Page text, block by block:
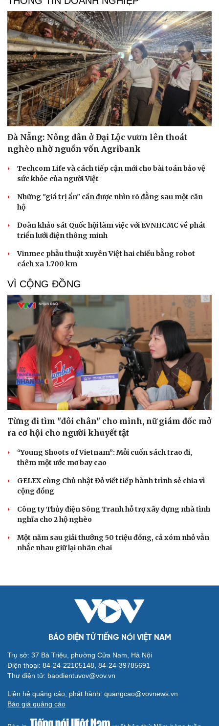
Cải chính
Đà Nẵng: Nông dân ở Đại Lộc vươn lên thoát
nghèo nhờ nguồn vốn Agribank
Techcom Life và cách tiếp cận mới cho bài toán bảo vệ
sức khỏe của người Việt
Những "giá trị ẩn" cần được nhìn rõ đằng sau một căn
hộ
Đoàn khảo sát Quốc hội làm việc với EVNHCMC về phát
triển lưới điện thông minh
Vinmec phẫu thuật xuyên Việt hai chiều bằng robot
cách xa 1.700 km
VÌ CỘNG ĐỒNG
Từng đi tìm "đôi chân" cho mình, nữ giám đốc mở
ra cơ hội cho người khuyết tật
“Young Shoots of Vietnam”: Mỗi cuốn sách trao đi,
thêm một ước mơ bay cao
GELEX cùng Chủ nhật Đỏ viết tiếp hành trình sẻ chia vì
cộng đồng
Công ty Thủy điện Sông Tranh hỗ trợ xây dựng nhà tình
nghĩa cho 2 hộ nghèo
Một năm sau giải thưởng 50 triệu đồng, cả xóm nhỏ vẫn
nhắc nhau giữ lại nhãn chai
BÁO ĐIỆN TỬ TIẾNG NÓI VIỆT NAM
Trụ sở: 37 Bà Triệu, phường Cửa Nam, Hà Nội
Điện thoại: 84-24-22105148, 84-24-39785691
Thư điện tử: baodientuvov@vov.vn
Liên hệ quảng cáo, phát hành: quangcao@vovnews.vn
Báo giá quảng cáo